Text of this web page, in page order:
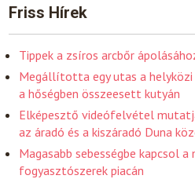
Friss Hírek
Tippek a zsíros arcbőr
Megállította egy utas a
a hőségben összeesett kutyán
Elképesztő videófelvétel
az áradó és a kiszáradó Duna
Magasabb sebességbe kapcsol a
fogyasztószerek piacán